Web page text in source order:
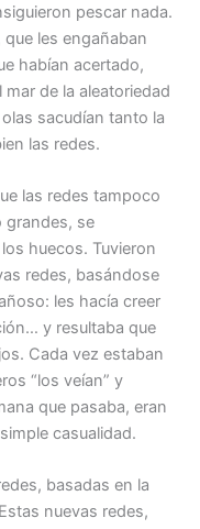
pescar nada.
les engañaban
habían acertado,
de la aleatoriedad
sacudían tanto la
las redes.
las redes tampoco
grandes, se
huecos. Tuvieron
redes, basándose
les hacía creer
y resultaba que
Cada vez estaban
“los veían” y
que pasaba, eran
casualidad.
basadas en la
nuevas redes,